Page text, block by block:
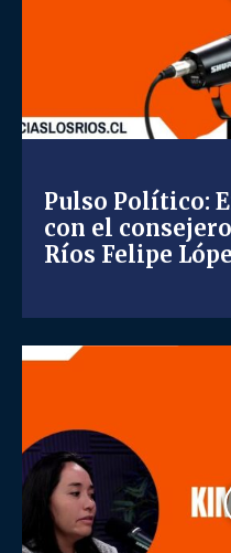
Pulso Político:
con el
Ríos Felipe